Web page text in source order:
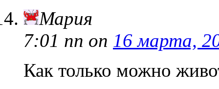
Мария
7:01 пп on 16 марта,
Как только можно